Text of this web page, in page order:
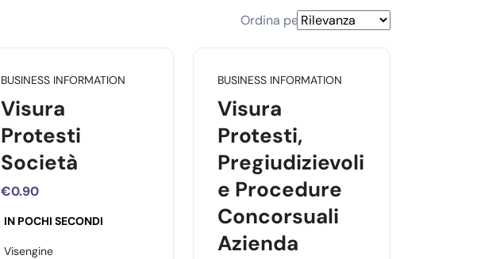
Ordina per
BUSINESS INFORMATION
Visura
Protesti
Società
€0.90
IN POCHI SECONDI
Visengine
BUSINESS INFORMATION
Visura
Protesti,
Pregiudizievoli
e Procedure
Concorsuali
Azienda